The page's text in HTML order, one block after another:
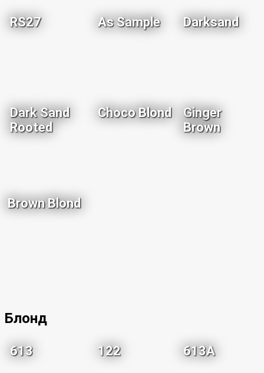
RS27 As Sample Darksand
Dark Sand
Rooted
Choco Blond
Ginger
Brown
Brown Blond
Блонд
613 122 613A